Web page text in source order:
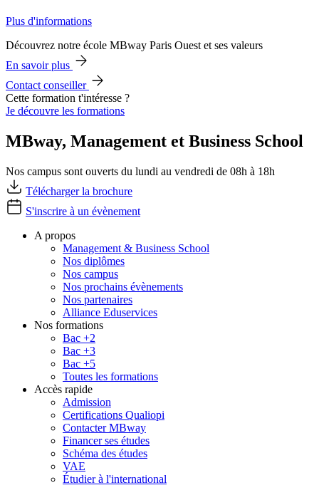
Plus d'informations
Découvrez notre école MBway Paris Ouest et ses valeurs
En savoir plus
Contact conseiller
Cette formation t'intéresse ?
Je découvre les formations
MBway, Management et Business School
Nos campus sont ouverts du lundi au vendredi de 08h à 18h
Télécharger la brochure
S'inscrire à un évènement
A propos
Management & Business School
Nos diplômes
Nos campus
Nos prochains évènements
Nos partenaires
Alliance Eduservices
Nos formations
Bac +2
Bac +3
Bac +5
Toutes les formations
Accès rapide
Admission
Certifications Qualiopi
Contacter MBway
Financer ses études
Schéma des études
VAE
Étudier à l'international